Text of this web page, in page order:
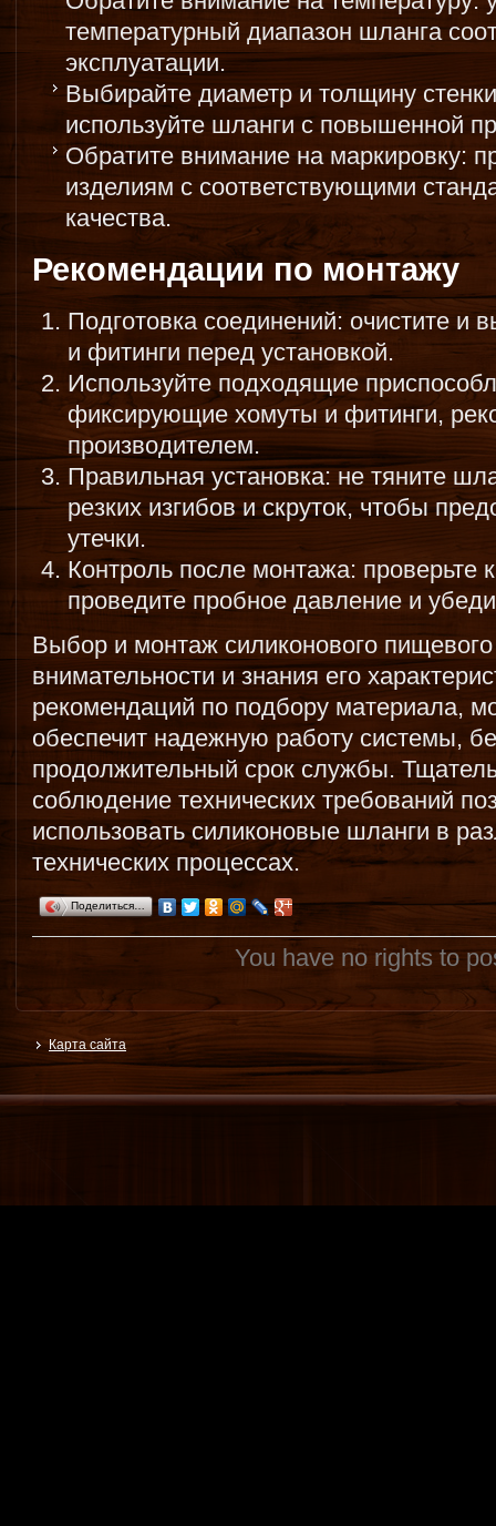
температурный диапазон шланга
эксплуатации.
Выбирайте диаметр и толщину
используйте шланги с повышенной
Обратите внимание на маркировку:
изделиям с соответствующими
качества.
Рекомендации по монтажу
Подготовка соединений: очистите и
и фитинги перед установкой.
Используйте подходящие
фиксирующие хомуты и фитинги,
производителем.
Правильная установка: не тяните
резких изгибов и скруток, чтобы
утечки.
Контроль после монтажа: проверьте
проведите пробное давление и
Выбор и монтаж силиконового
внимательности и знания его
рекомендаций по подбору материала,
обеспечит надежную работу системы,
продолжительный срок службы.
соблюдение технических требований
использовать силиконовые шланги в
технических процессах.
Поделиться…
You have no rights to
Карта сайта